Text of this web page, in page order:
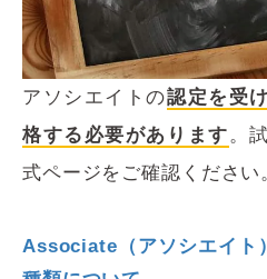
アソシエイトの認定を受
格する必要があります 。
式ページをご確認ください
Associate（アソシエイ